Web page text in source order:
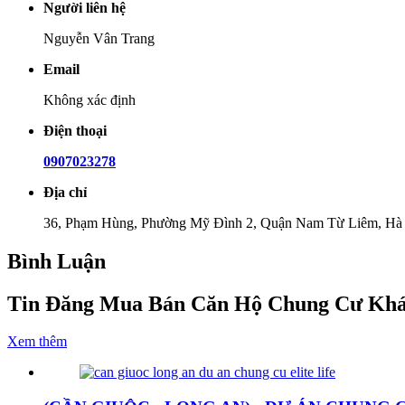
Người liên hệ
Nguyễn Vân Trang
Email
Không xác định
Điện thoại
0907023278
Địa chỉ
36, Phạm Hùng, Phường Mỹ Đình 2, Quận Nam Từ Liêm,
Bình Luận
Tin Đăng Mua Bán Căn Hộ Chung Cư
Xem thêm